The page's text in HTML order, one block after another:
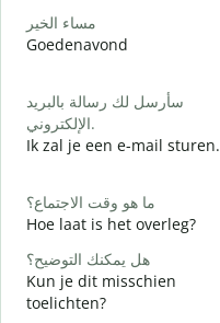
مساء الخير
Goedenavond
سأرسل لك رسالة بالبريد
الإلكتروني.
Ik zal je een e-mail sturen.
ما هو وقت الاجتماع؟
Hoe laat is het overleg?
هل يمكنك التوضيح؟
Kun je dit misschien
toelichten?